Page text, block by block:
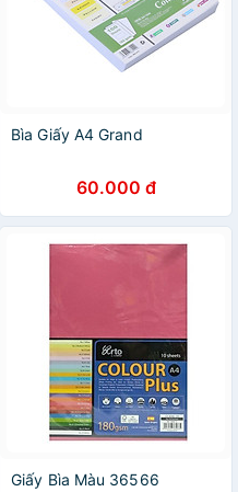
Bìa Giấy A4 Grand
60.000 đ
Giấy Bìa Màu 36566